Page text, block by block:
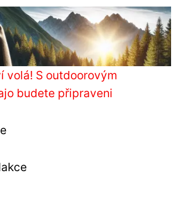
volá! S outdoorovým
budete připraveni